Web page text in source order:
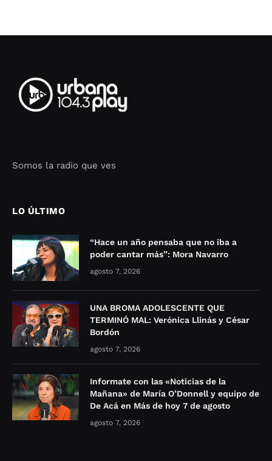
Somos la radio que ves
LO ÚLTIMO
“Hace un año pensaba que no iba a
poder cantar más”: Mora Navarro
agosto 7, 2026
UNA BROMA ADOLESCENTE QUE
TERMINÓ MAL: Verónica Llinás y César
Bordón
agosto 7, 2026
Informate con las «Noticias de la
Mañana» de María O’Donnell y equipo de
De Acá en Más de hoy 7 de agosto
agosto 7, 2026